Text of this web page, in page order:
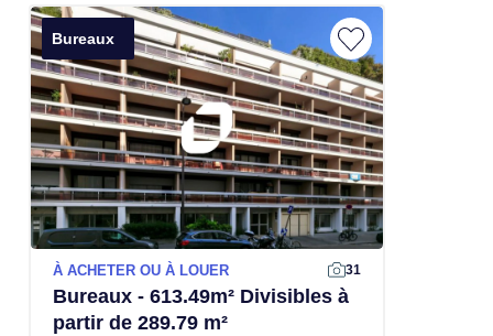
Bureaux
À ACHETER OU À LOUER 31
Bureaux - 613.49m² Divisibles à
partir de 289.79 m²